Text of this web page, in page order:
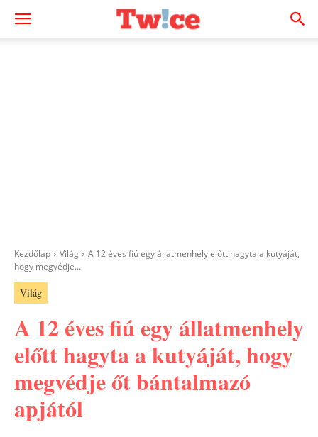
Kezdőlap Világ
A 12 éves fiú egy állatmenhely előtt hagyta a kutyáját,
hogy megvédje...
Világ
A 12 éves fiú egy állatmenhely
előtt hagyta a kutyáját, hogy
megvédje őt bántalmazó
apjától